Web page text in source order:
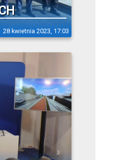
28 kwietnia 2023, 17:03